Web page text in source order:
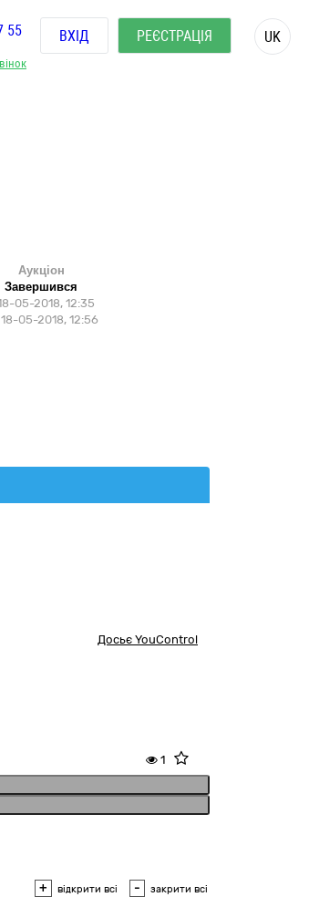
55 ВХІД РЕЄСТРАЦІЯ UK
Аукціон
Завершився
05-2018, 12:35
18-05-2018, 12:56
Досьє YouControl
1
+ відкрити всі - закрити всі